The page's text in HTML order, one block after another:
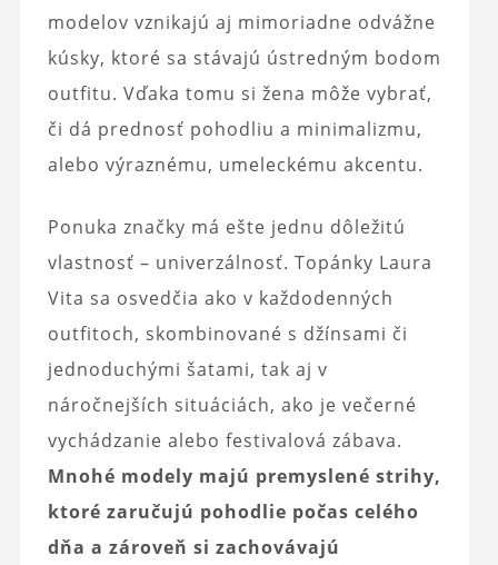
modelov vznikajú aj mimoriadne odvážne
kúsky, ktoré sa stávajú ústredným bodom
outfitu. Vďaka tomu si žena môže vybrať,
či dá prednosť pohodliu a minimalizmu,
alebo výraznému, umeleckému akcentu.
Ponuka značky má ešte jednu dôležitú
vlastnosť – univerzálnosť. Topánky Laura
Vita sa osvedčia ako v každodenných
outfitoch, skombinované s džínsami či
jednoduchými šatami, tak aj v
náročnejších situáciách, ako je večerné
vychádzanie alebo festivalová zábava.
Mnohé modely majú premyslené strihy,
ktoré zaručujú pohodlie počas celého
dňa a zároveň si zachovávajú